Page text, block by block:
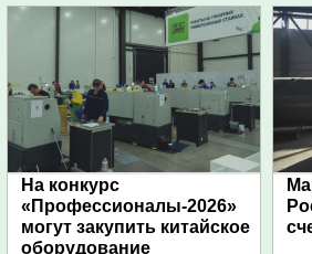
На конкурс
«Профессионалы-2026»
могут закупить китайское
оборудование